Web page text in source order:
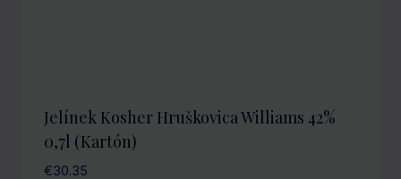
Jelínek Kosher Hruškovica Williams 42%
0,7l (kartón)
€30.35